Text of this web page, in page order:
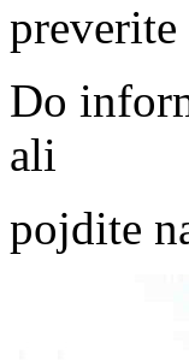
Do
ali
pojdite